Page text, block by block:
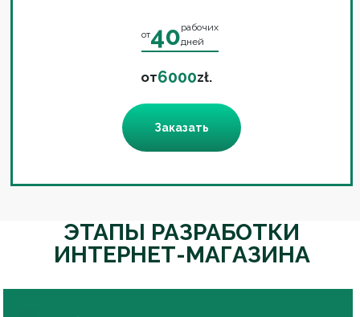
от40рабочих
дней
от6000zł.
Заказать
ЭТАПЫ РАЗРАБОТКИ
ИНТЕРНЕТ-МАГАЗИНА